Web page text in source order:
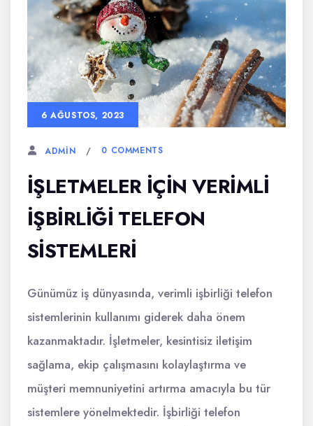
6 AĞUSTOS, 2023
ADMIN 0 COMMENTS
İŞLETMELER İÇIN VERIMLI
İŞBIRLIĞI TELEFON
SISTEMLERI
Günümüz iş dünyasında, verimli işbirliği telefon
sistemlerinin kullanımı giderek daha önem
kazanmaktadır. İşletmeler, kesintisiz iletişim
sağlama, ekip çalışmasını kolaylaştırma ve
müşteri memnuniyetini artırma amacıyla bu tür
sistemlere yönelmektedir. İşbirliği telefon